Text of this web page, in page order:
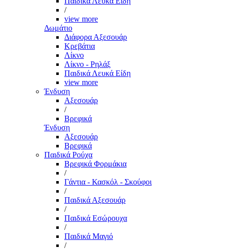
/
view more
Δωμάτιο
Διάφορα Αξεσουάρ
Κρεβάτια
Λίκνο
Λίκνο - Ρηλάξ
Παιδικά Λευκά Είδη
view more
Ένδυση
Αξεσουάρ
/
Βρεφικά
Ένδυση
Αξεσουάρ
Βρεφικά
Παιδικά Ρούχα
Βρεφικά Φορμάκια
/
Γάντια - Κασκόλ - Σκούφοι
/
Παιδικά Αξεσουάρ
/
Παιδικά Εσώρουχα
/
Παιδικά Μαγιό
/